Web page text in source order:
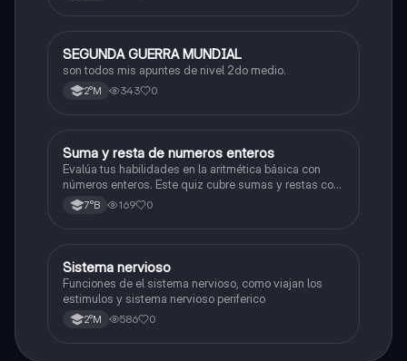
Historia
SEGUNDA GUERRA MUNDIAL
son todos mis apuntes de nivel 2do medio.
2°M 343 0
SMatemáticas
Suma y resta de numeros enteros
Evalúa tus habilidades en la aritmética básica con
números enteros. Este quiz cubre sumas y restas con
números positivos y negativos.
7°B 169 0
SBiología
Sistema nervioso
Funciones de el sistema nervioso, como viajan los
estimulos y sistema nervioso periferico
2°M 586 0